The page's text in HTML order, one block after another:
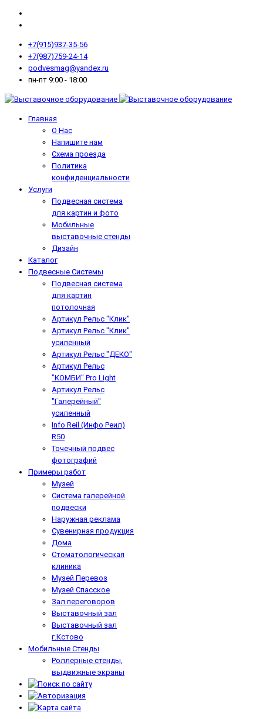
+7(915)937-35-56
+7(987)759-24-14
podvesmag@yandex.ru
пн-пт 9:00 - 18:00
Главная
О Нас
Напишите нам
Схема проезда
Политика
конфиденциальности
Услуги
Подвесная система
для картин и фото
Мобильные
выставочные стенды
Дизайн
Каталог
Подвесные Системы
Подвесная система
для картин
потолочная
Артикул Рельс "Клик"
Артикул Рельс "Клик"
усиленный
Артикул Рельс "ДЕКО"
Артикул Рельс
"КОМБИ" Pro Light
Артикул Рельс
"Галерейный"
усиленный
Info Reil (Инфо Реил)
R50
Точечный подвес
фотографий
Примеры работ
Музей
Система галерейной
подвески
Наружная реклама
Сувенирная продукция
Дома
Стоматологическая
клиника
Музей Перевоз
Музей Спасское
Зал переговоров
Выставочный зал
Выставочный зал
г.Кстово
Мобильные Стенды
Роллерные стенды,
выдвижные экраны